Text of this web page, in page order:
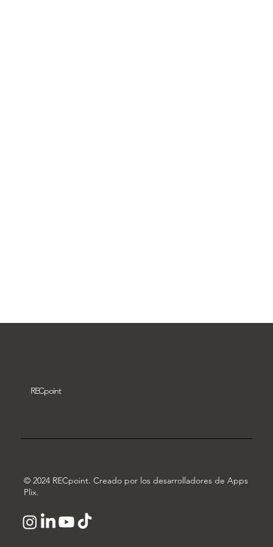
RECpoint
© 2024 RECpoint. Creado por los desarrolladores de Apps
Plix.